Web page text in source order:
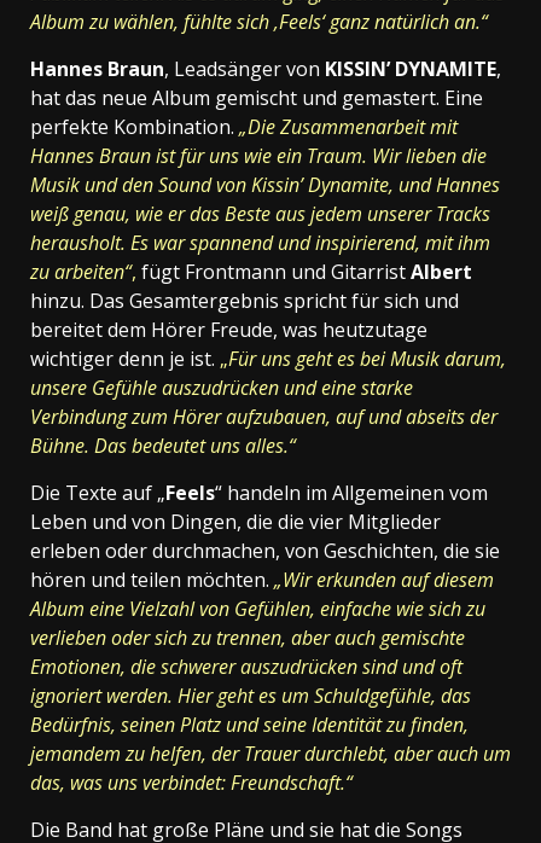
Album zu wählen, fühlte sich ‚Feels‘ ganz natürlich an.“
Hannes Braun, Leadsänger von KISSIN’ DYNAMITE,
hat das neue Album gemischt und gemastert. Eine
perfekte Kombination. „Die Zusammenarbeit mit
Hannes Braun ist für uns wie ein Traum. Wir lieben die
Musik und den Sound von Kissin’ Dynamite, und Hannes
weiß genau, wie er das Beste aus jedem unserer Tracks
herausholt. Es war spannend und inspirierend, mit ihm
zu arbeiten“, fügt Frontmann und GitarristAlbert
hinzu. Das Gesamtergebnis spricht für sich und
bereitet dem Hörer Freude, was heutzutage
wichtiger denn je ist. „Für uns geht es bei Musik darum,
unsere Gefühle auszudrücken und eine starke
Verbindung zum Hörer aufzubauen, auf und abseits der
Bühne. Das bedeutet uns alles.“
Die Texte auf „Feels“ handeln im Allgemeinen vom
Leben und von Dingen, die die vier Mitglieder
erleben oder durchmachen, von Geschichten, die sie
hören und teilen möchten. „Wir erkunden auf diesem
Album eine Vielzahl von Gefühlen, einfache wie sich zu
verlieben oder sich zu trennen, aber auch gemischte
Emotionen, die schwerer auszudrücken sind und oft
ignoriert werden. Hier geht es um Schuldgefühle, das
Bedürfnis, seinen Platz und seine Identität zu finden,
jemandem zu helfen, der Trauer durchlebt, aber auch um
das, was uns verbindet: Freundschaft.“
Die Band hat große Pläne und sie hat die Songs